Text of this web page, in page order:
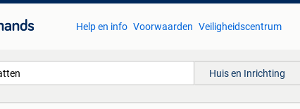
Help en info Voorwaarden Veiligheidscentrum
Huis en Inrichting